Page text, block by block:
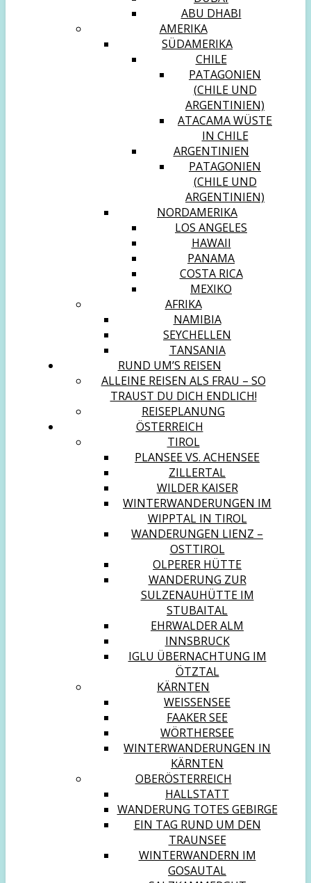
ABU DHABI
AMERIKA
SÜDAMERIKA
CHILE
PATAGONIEN
(CHILE UND
ARGENTINIEN)
ATACAMA WÜSTE
IN CHILE
ARGENTINIEN
PATAGONIEN
(CHILE UND
ARGENTINIEN)
NORDAMERIKA
LOS ANGELES
HAWAII
PANAMA
COSTA RICA
MEXIKO
AFRIKA
NAMIBIA
SEYCHELLEN
TANSANIA
RUND UM’S REISEN
ALLEINE REISEN ALS FRAU – SO
TRAUST DU DICH ENDLICH!
REISEPLANUNG
ÖSTERREICH
TIROL
PLANSEE VS. ACHENSEE
ZILLERTAL
WILDER KAISER
WINTERWANDERUNGEN IM
WIPPTAL IN TIROL
WANDERUNGEN LIENZ –
OSTTIROL
OLPERER HÜTTE
WANDERUNG ZUR
SULZENAUHÜTTE IM
STUBAITAL
EHRWALDER ALM
INNSBRUCK
IGLU ÜBERNACHTUNG IM
ÖTZTAL
KÄRNTEN
WEISSENSEE
FAAKER SEE
WÖRTHERSEE
WINTERWANDERUNGEN IN
KÄRNTEN
OBERÖSTERREICH
HALLSTATT
WANDERUNG TOTES GEBIRGE
EIN TAG RUND UM DEN
TRAUNSEE
WINTERWANDERN IM
GOSAUTAL